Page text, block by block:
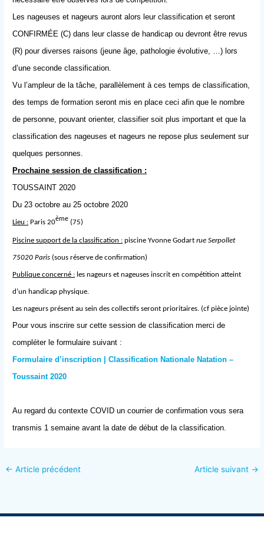
Les nageuses et nageurs auront alors leur classification et seront
CONFIRMÉE (C) dans leur classe de handicap ou devront être revus
(R) pour diverses raisons (jeune âge, pathologie évolutive, …) lors
d’une seconde classification.
Vu l’ampleur de la tâche, parallèlement à ces temps de classification,
des temps de formation seront mis en place ceci afin que le nombre
de personne, pouvant orienter, classifier soit plus important et que la
classification des nageuses et nageurs ne repose plus seulement sur
quelques personnes.
Prochaine session de classification :
TOUSSAINT 2020
Du 23 octobre au 25 octobre 2020
Lieu : Paris 20ème (75)
Piscine support de la classification : piscine Yvonne Godartrue Serpollet
75020 Paris (sous réserve de confirmation)
Publique concerné : les nageurs et nageuses inscrit en compétition atteint
d’un handicap physique.
Les nageurs présent au sein des collectifs seront prioritaires. (cf pièce jointe)
Pour vous inscrire sur cette session de classification merci de
compléter le formulaire suivant :
Formulaire d’inscription | Classification Nationale Natation –
Toussaint 2020
Au regard du contexte COVID un courrier de confirmation vous sera
transmis 1 semaine avant la date de début de la classification.
← Article précédent Article suivant →